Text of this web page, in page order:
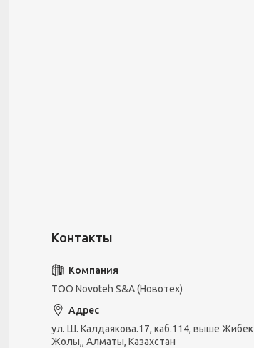
ТОО Novoteh S&A (Новотех)
ул. Ш. Калдаякова.17, каб.114, выше Жибек
Жолы,, Алматы, Казахстан